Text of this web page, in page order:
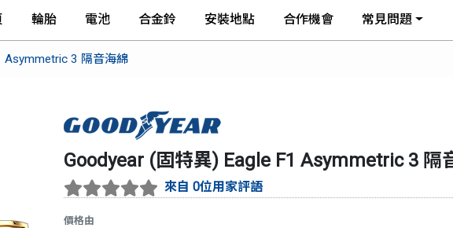
輪胎 電池 合金鈴 安裝地點 合作機會 常見問題
Asymmetric 3 隔音海綿
Goodyear (固特異) Eagle F1 Asymmetric 3 隔
來自 0位用家評語
價格由